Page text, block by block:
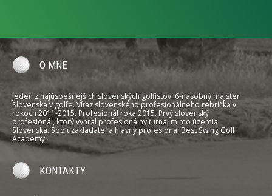
O MNE
Jeden z najúspešnejších slovenských golfistov. 6-násobný majster
Slovenska v golfe. Víťaz slovenského profesionálneho rebríčka v
rokoch 2011-2015. Profesionál roka 2015. Prvý slovenský
profesionál, ktorý vyhral profesionálny turnaj mimo územia
Slovenska. Spoluzakladateľ a hlavný profesionál Best Swing Golf
Academy.
KONTAKTY